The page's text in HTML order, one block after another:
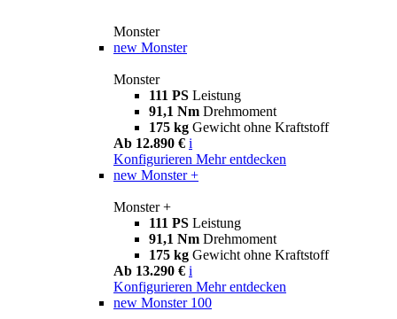
Monster
new Monster
Monster
111 PS Leistung
91,1 Nm Drehmoment
175 kg Gewicht ohne Kraftstoff
Ab 12.890 € i
Konfigurieren Mehr entdecken
new Monster +
Monster +
111 PS Leistung
91,1 Nm Drehmoment
175 kg Gewicht ohne Kraftstoff
Ab 13.290 € i
Konfigurieren Mehr entdecken
new Monster 100